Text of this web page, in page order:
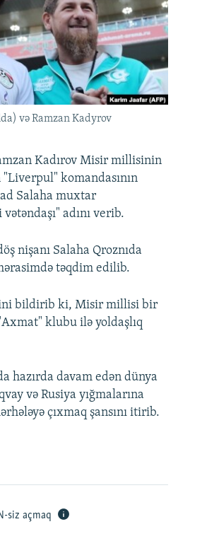
KITABXANASI
STANDARTLARIMIZ
TELEFONUNUZDA
və Ramzan Kadyrov
Kadırov Misir millisinin
komandasının
Salaha muxtar
adını verib.
nişanı Salaha Qroznıda
təqdim edilib.
bildirib ki, Misir millisi bir
klubu ilə yoldaşlıq
hazırda davam edən dünya
və Rusiya yığmalarına
çıxmaq şansını itirib.
siz açmaq